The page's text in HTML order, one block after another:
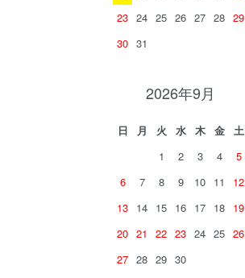
23 24 25 26 27 28 29
30 31
2026年9月
日 月 火 水 木 金
土
1
2 3 4
5
6
7 8 9 10 11
12
13 14 15 16 17 18 19
20 21 22 23 24 25 26
27 28 29 30